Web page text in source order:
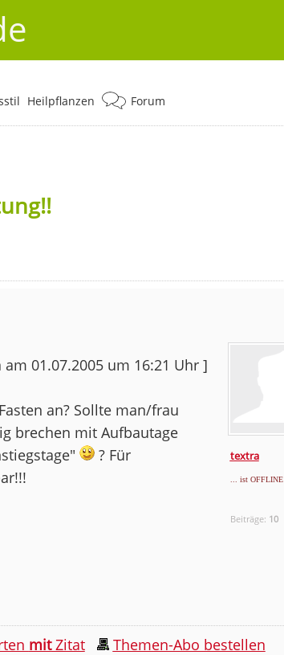
Heilpflanzen Forum
textra
... ist OFFLINE
Beiträge: 10
01.07.2005 um 16:21 Uhr ]
an? Sollte man/frau
brechen mit Aufbautage
? Für
mitZitat Themen-Abo bestellen